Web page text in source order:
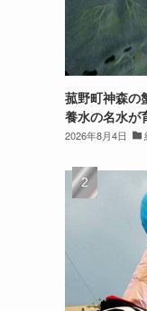
菰野町神森
養水の名水が
2026年8月4日